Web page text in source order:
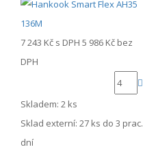
7 243 Kč s DPH 5 986 Kč bez
DPH
Skladem: 2 ks
Sklad externí: 27 ks do 3 prac.
dní